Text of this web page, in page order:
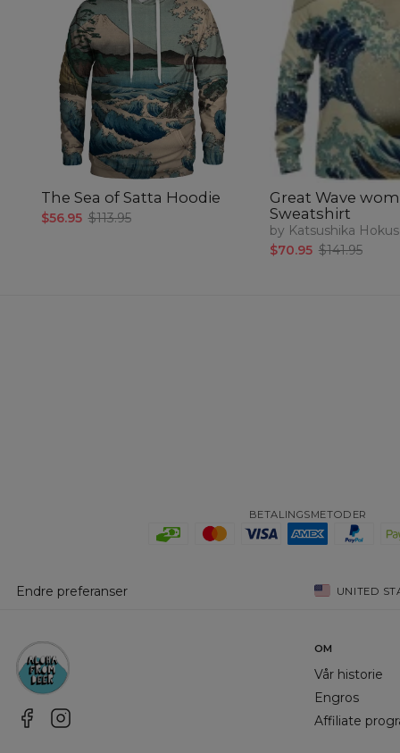
The Sea of Satta Hoodie
$56.95 $113.95
Great Wave
Sweatshirt
by Katsushika
$70.95 $141.95
BETALINGSMETODER
Endre preferanser UNITED
OM
Vår historie
Engros
Affiliate